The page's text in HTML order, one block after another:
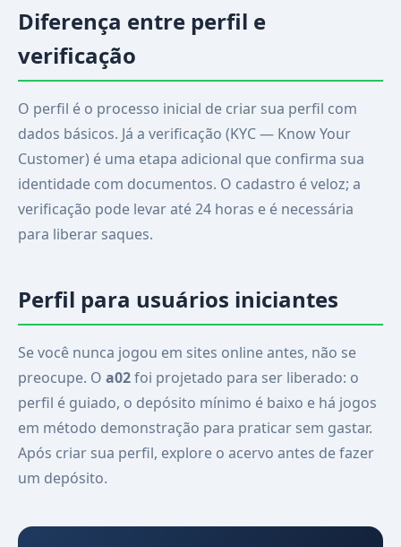
Diferença entre perfil e
verificação
O perfil é o processo inicial de criar sua perfil com
dados básicos. Já a verificação (KYC — Know Your
Customer) é uma etapa adicional que confirma sua
identidade com documentos. O cadastro é veloz; a
verificação pode levar até 24 horas e é necessária
para liberar saques.
Perfil para usuários iniciantes
Se você nunca jogou em sites online antes, não se
preocupe. O a02foi projetado para ser liberado: o
perfil é guiado, o depósito mínimo é baixo e há jogos
em método demonstração para praticar sem gastar.
Após criar sua perfil, explore o acervo antes de fazer
um depósito.